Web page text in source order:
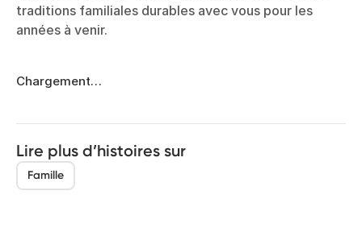
traditions familiales durables avec vous pour les
années à venir.
Chargement…
Lire plus d’histoires sur
Famille